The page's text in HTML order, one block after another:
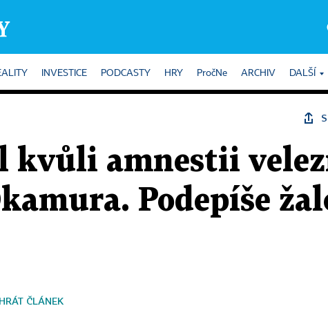
INVESTICE PODCASTY HRY PročNe ARCHIV DALŠÍ
kvůli amnestii
Podepíše
ČLÁNEK